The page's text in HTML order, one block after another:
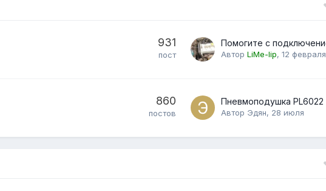
931
пост Автор LiMe-lip, 12 февраля
860
постов
Пневмоподушка PL6022
Автор Эдян, 28 июля